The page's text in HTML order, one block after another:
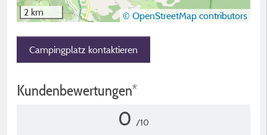
2 km © OpenStreetMap contributors
Campingplatz kontaktieren
Kundenbewertungen*
0 /10